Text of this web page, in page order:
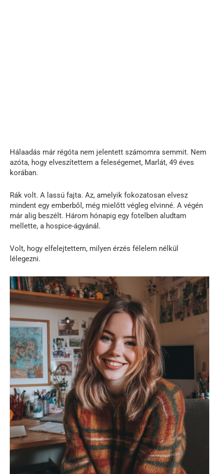
Hálaadás már régóta nem jelentett számomra semmit. Nem
azóta, hogy elveszítettem a feleségemet, Marlát, 49 éves
korában.
Rák volt. A lassú fajta. Az, amelyik fokozatosan elvesz
mindent egy emberből, még mielőtt végleg elvinné. A végén
már alig beszélt. Három hónapig egy fotelben aludtam
mellette, a hospice-ágyánál.
Volt, hogy elfelejtettem, milyen érzés félelem nélkül
lélegezni.